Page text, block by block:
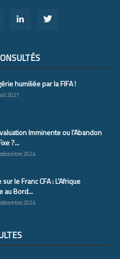
humiliée par la FIFA !
2021
Imminente ou l’Abandon
?...
2024
le Franc CFA : L’Afrique
au Bord...
2024